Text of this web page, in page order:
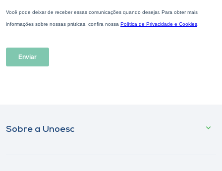
Sobre a Unoesc